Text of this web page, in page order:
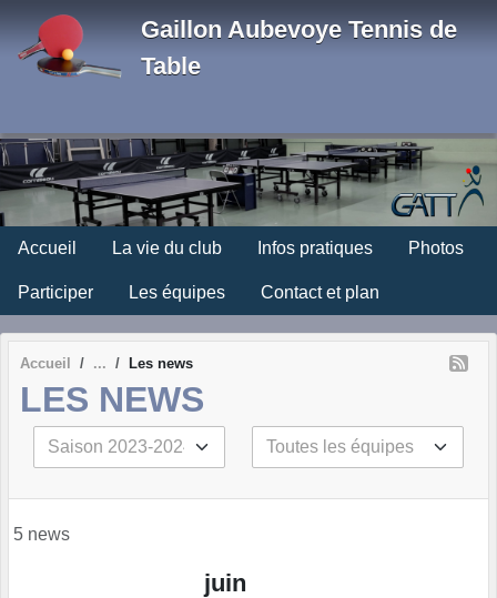
Gaillon Aubevoye Tennis de
Table
Accueil La vie du club Infos pratiques Photos
Participer Les équipes Contact et plan
Accueil Les news
LES NEWS
5 news
juin
Panneau de gestion des cookies